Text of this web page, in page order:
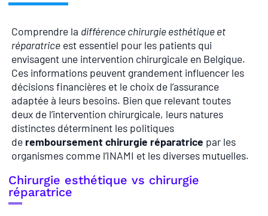
Comprendre la différence chirurgie esthétique et
réparatrice est essentiel pour les patients qui
envisagent une intervention chirurgicale en Belgique.
Ces informations peuvent grandement influencer les
décisions financières et le choix de l’assurance
adaptée à leurs besoins. Bien que relevant toutes
deux de l’intervention chirurgicale, leurs natures
distinctes déterminent les politiques
de remboursement chirurgie réparatrice par les
organismes comme l’INAMI et les diverses mutuelles.
Chirurgie esthétique vs chirurgie
réparatrice